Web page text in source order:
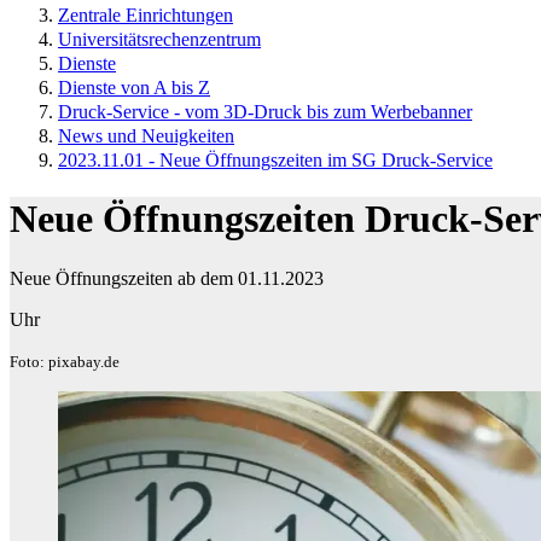
Zentrale Einrichtungen
Universitätsrechenzentrum
Dienste
Dienste von A bis Z
Druck-Service - vom 3D-Druck bis zum Werbebanner
News und Neuigkeiten
2023.11.01 - Neue Öffnungszeiten im SG Druck-Service
Neue Öffnungszeiten Druck-
Neue Öffnungszeiten ab dem 01.11.2023
Uhr
Foto: pixabay.de